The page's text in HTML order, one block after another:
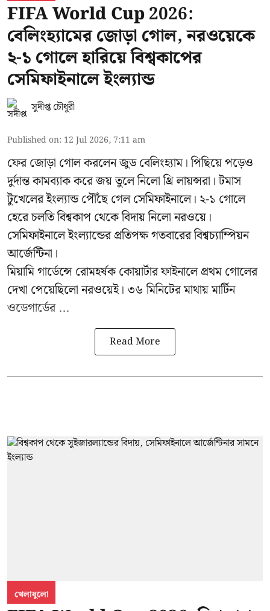
FIFA World Cup 2026:
বেলিংহ্যামের জোড়া গোল, নরওয়েকে
২-১ গোলে হারিয়ে বিশ্বকাপের
সেমিফাইনালে ইংল্যান্ড
সুদীপ্ত চৌধুরী
Published on: 12 Jul 2026, 7:11 am
ফের জোড়া গোল করলেন জুড বেলিংহ্যাম। পিছিয়ে পড়েও
দুর্দান্ত কামব্যাক করে জয় তুলে নিলো থ্রি লায়ন্সরা। টমাস
টুখেলের ইংল্যান্ড পৌঁছে গেল সেমিফাইনালে। ২-১ গোলে
হেরে চলতি বিশ্বকাপ থেকে বিদায় নিলো নরওয়ে।
সেমিফাইনালে ইংল্যান্ডের প্রতিপক্ষ গতবারের বিশ্বচ্যাম্পিয়ন
আর্জেন্টিনা।
মিয়ামি গার্ডেন্সে রোমহর্ষক কোয়ার্টার ফাইনালে প্রথম গোলের
দেখা পেয়েছিলো নরওয়েই। ৩৬ মিনিটের মাথায় মার্টিন
ওডেগার্ডের ...
Read More
খেলাধুলো